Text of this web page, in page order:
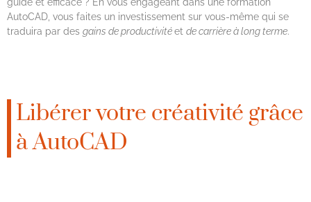
AutoCAD, vous faites un investissement sur vous-même qui se
traduira par des gains de productivitéet de carrière à long terme.
Libérer votre créativité grâce
à AutoCAD